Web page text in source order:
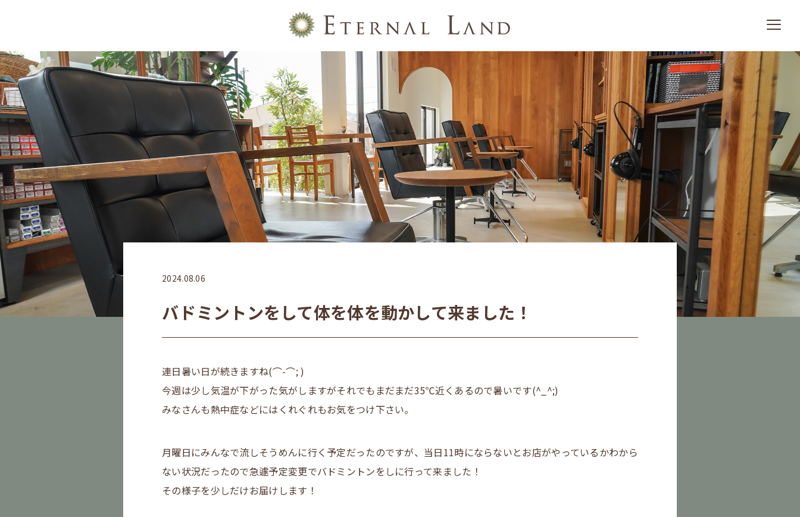
2024.08.06
バドミントンをして体を体を動かして来ました！
連日暑い日が続きますね(⌒-⌒; )
今週は少し気温が下がった気がしますがそれでもまだまだ35℃近くあるので暑いです(^_^;)
みなさんも熱中症などにはくれぐれもお気をつけ下さい。
月曜日にみんなで流しそうめんに行く予定だったのですが、当日11時にならないとお店がやっているかわから
ない状況だったので急遽予定変更でバドミントンをしに行って来ました！
その様子を少しだけお届けします！